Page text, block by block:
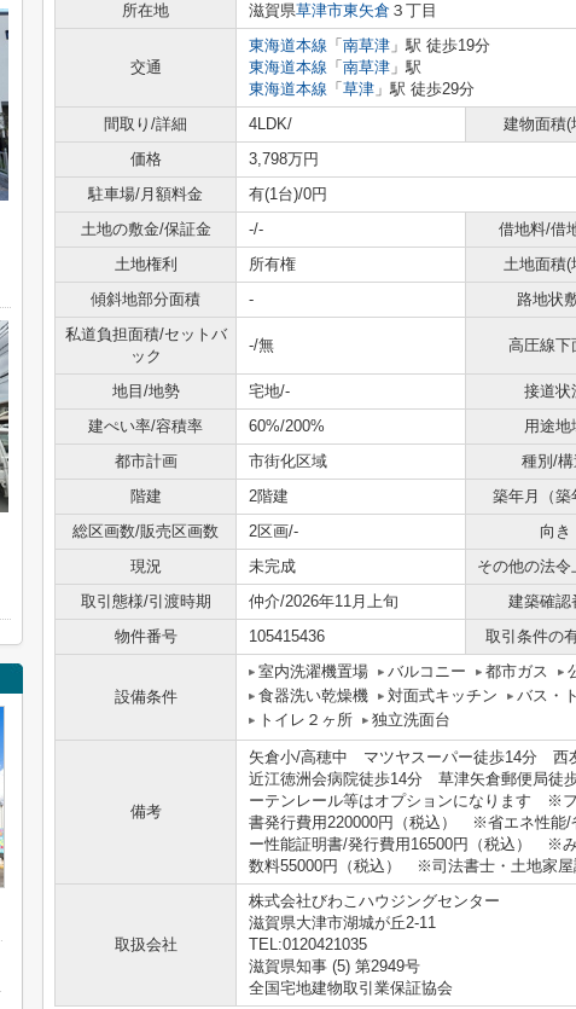
所在地 滋賀県草津市東矢倉 ３丁目
交通
東海道本線 「 南草津 」駅 徒歩19分
東海道本線 「 南草津 」駅
東海道本線 「 草津 」駅 徒歩29分
間取り/詳細
4LDK/ 建物面積(
価格
3,798万円
駐車場/月額料金
有(1台)/0円
土地の敷金/保証金
-/- 借地料/借
土地権利
所有権 土地面積(
傾斜地部分面積
- 路地状
私道負担面積/セットバ
ック
-/無 高圧線下
地目/地勢 宅地/- 接道状
建ぺい率/容積率
60%/200% 用途地
都市計画
市街化区域 種別/構
階建
2階建 築年月（築
総区画数/販売区画数
2区画/- 向き
現況
未完成 その他の法令
取引態様/引渡時期
仲介/2026年11月上旬 建築確認
物件番号
105415436 取引条件の
設備条件
室内洗濯機置場 バルコニー 都市ガス
食器洗い乾燥機
対面式キッチン バス・
トイレ２ヶ所
独立洗面台
備考
矢倉小/高穂中 マツヤスーパー徒歩14分
近江徳洲会病院徒歩14分 草津矢倉郵便局
ーテンレール等はオプションになります ※
書発行費用220000円（税込） ※省エネ性
ー性能証明書/発行費用16500円（税込） ※
数料55000円（税込） ※司法書士・土地家屋
取扱会社
株式会社びわこハウジングセンター
滋賀県大津市湖城が丘2-11
TEL:0120421035
滋賀県知事 (5) 第2949号
全国宅地建物取引業保証協会